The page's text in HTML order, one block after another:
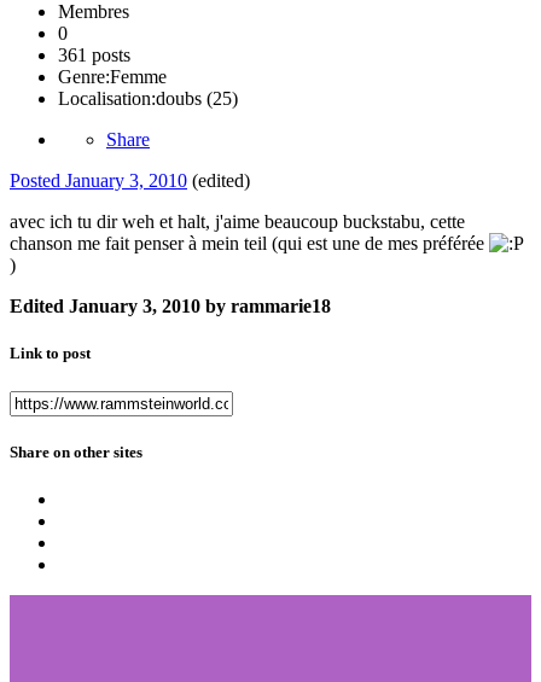
Membres
0
361 posts
Genre:Femme
Localisation:doubs (25)
Share
Posted January 3, 2010 (edited)
avec ich tu dir weh et halt, j'aime beaucoup buckstabu, cette
chanson me fait penser à mein teil (qui est une de mes préférée
)
Edited January 3, 2010 by rammarie18
Link to post
Share on other sites